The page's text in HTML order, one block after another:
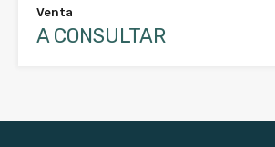
Venta
A CONSULTAR